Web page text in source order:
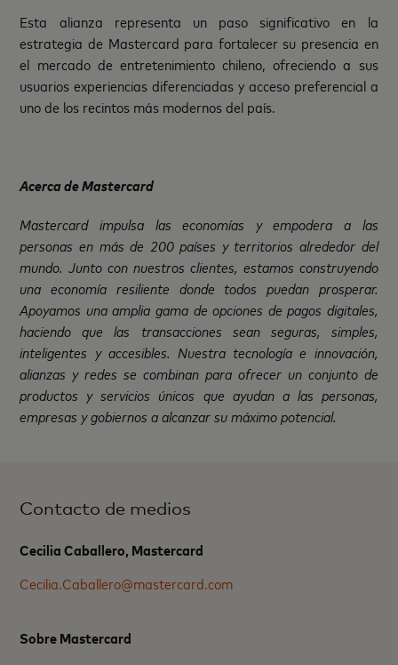
Esta alianza representa un paso significativo en la
estrategia de Mastercard para fortalecer su presencia en
el mercado de entretenimiento chileno, ofreciendo a sus
usuarios experiencias diferenciadas y acceso preferencial a
uno de los recintos más modernos del país.
Acerca de Mastercard
Mastercard impulsa las economías y empodera a las
personas en más de 200 países y territorios alrededor del
mundo. Junto con nuestros clientes, estamos construyendo
una economía resiliente donde todos puedan prosperar.
Apoyamos una amplia gama de opciones de pagos digitales,
haciendo que las transacciones sean seguras, simples,
inteligentes y accesibles. Nuestra tecnología e innovación,
alianzas y redes se combinan para ofrecer un conjunto de
productos y servicios únicos que ayudan a las personas,
empresas y gobiernos a alcanzar su máximo potencial.
Contacto de medios
Cecilia Caballero, Mastercard
Cecilia.Caballero@mastercard.com
Sobre Mastercard